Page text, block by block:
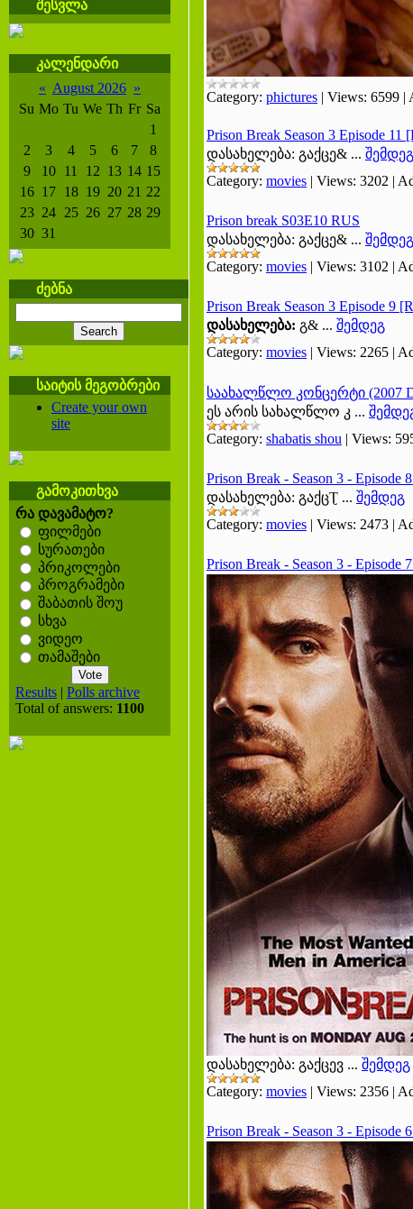
შესვლა
კალენდარი
« August 2026 »
Su Mo Tu We Th Fr Sa
1
2
3 4 5 6 7
8
9
10 11 12 13 14 15
16 17 18 19 20 21 22
23 24 25 26 27 28 29
30 31
ძებნა
საიტის მეგობრები
Create your own
site
გამოკითხვა
რა დავამატო?
ფილმები
სურათები
პრიკოლები
პროგრამები
შაბათის შოუ
სხვა
ვიდეო
თამაშები
Results | Polls archive
Total of answers: 1100
Category: phictures | Views: 6599 |
Prison Break Season 3 Episode
დასახელება: გაქცე& ... შემდეგ
Category: movies | Views: 3202 |
Prison break S03E10 RUS
დასახელება: გაქცე& ... შემდეგ
Category: movies | Views: 3102 |
Prison Break Season 3 Episode 9
დასახელება: გ& ... შემდეგ
Category: movies | Views: 2265 |
საახალწლო კონცერტი (2007
ეს არის სახალწლო კ ...
Category: shabatis shou | Views:
Prison Break - Season 3 - Episode
დასახელება: გაქცƮ ... შემდეგ
Category: movies | Views: 2473 |
Prison Break - Season 3 - Episode
დასახელება: გაქცევ ... შემდეგ
Category: movies | Views: 2356 |
Prison Break - Season 3 - Episode